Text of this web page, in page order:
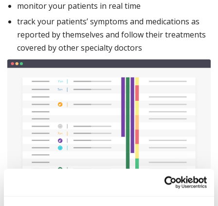
monitor your patients in real time
track your patients’ symptoms and medications as
reported by themselves and follow their treatments
covered by other specialty doctors